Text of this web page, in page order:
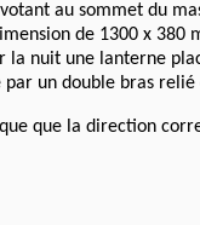
au sommet du
de 1300 x 380
la nuit une lanterne
par un double bras
que la direction